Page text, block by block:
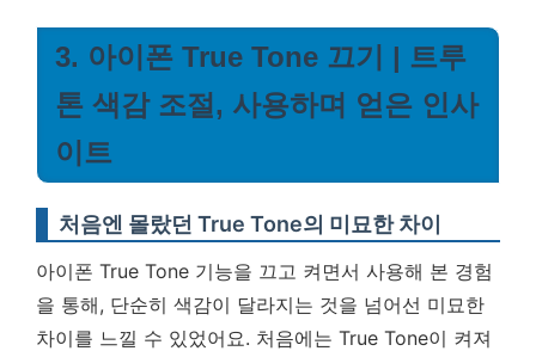
3. 아이폰 True Tone 끄기 | 트루
톤 색감 조절, 사용하며 얻은 인사
이트
처음엔 몰랐던 True Tone의 미묘한 차이
아이폰 True Tone 기능을 끄고 켜면서 사용해 본 경험
을 통해, 단순히 색감이 달라지는 것을 넘어선 미묘한
차이를 느낄 수 있었어요. 처음에는 True Tone이 켜져